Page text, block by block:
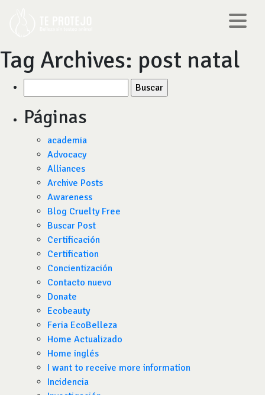
Tag Archives: post natal
por:
Páginas
academia
Advocacy
Alliances
Archive Posts
Awareness
Blog Cruelty Free
Buscar Post
Certificación
Certification
Concientización
Contacto nuevo
Donate
Ecobeauty
Feria EcoBelleza
Home Actualizado
Home inglés
I want to receive more information
Incidencia